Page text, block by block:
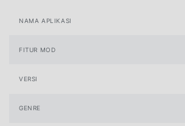
NAMA APLIKASI
FITUR MOD
VERSI
GENRE